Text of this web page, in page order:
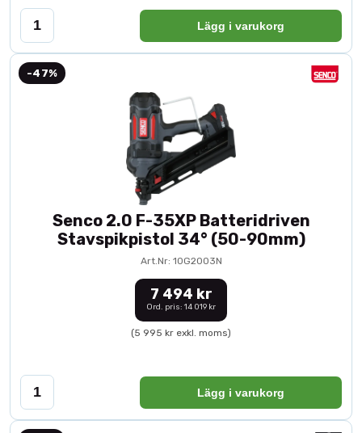
Lägg i varukorg
-47%
Senco 2.0 F-35XP Batteridriven
Stavspikpistol 34° (50-90mm)
Art.Nr: 10G2003N
7 494 kr
Ord. pris: 14 019 kr
(5 995 kr exkl. moms)
Lägg i varukorg